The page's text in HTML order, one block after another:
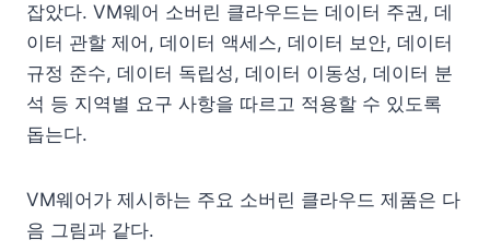
잡았다. VM웨어 소버린 클라우드는 데이터 주권, 데
이터 관할 제어, 데이터 액세스, 데이터 보안, 데이터
규정 준수, 데이터 독립성, 데이터 이동성, 데이터 분
석 등 지역별 요구 사항을 따르고 적용할 수 있도록
돕는다.
VM웨어가 제시하는 주요 소버린 클라우드 제품은 다
음 그림과 같다.